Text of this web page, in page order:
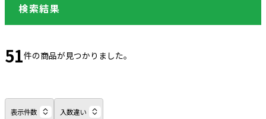
検索結果
51件の商品が見つかりました。
表示件数 入数違い